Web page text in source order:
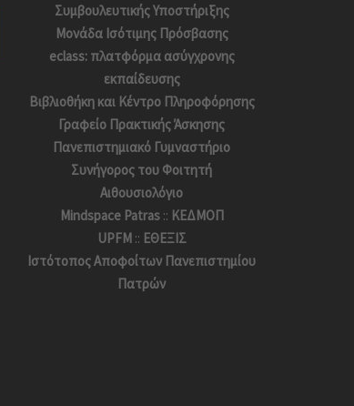
Συμβουλευτικής Υποστήριξης
Μονάδα Ισότιμης Πρόσβασης
eclass: πλατφόρμα ασύγχρονης
εκπαίδευσης
Βιβλιοθήκη και Κέντρο Πληροφόρησης
Γραφείο Πρακτικής Άσκησης
Πανεπιστημιακό Γυμναστήριο
Συνήγορος του Φοιτητή
Αιθουσιολόγιο
Mindspace Patras:: ΚΕΔΜΟΠ
UPFM:: ΕΘΕΞΙΣ
Ιστότοπος Αποφoίτων Πανεπιστημίου
Πατρών